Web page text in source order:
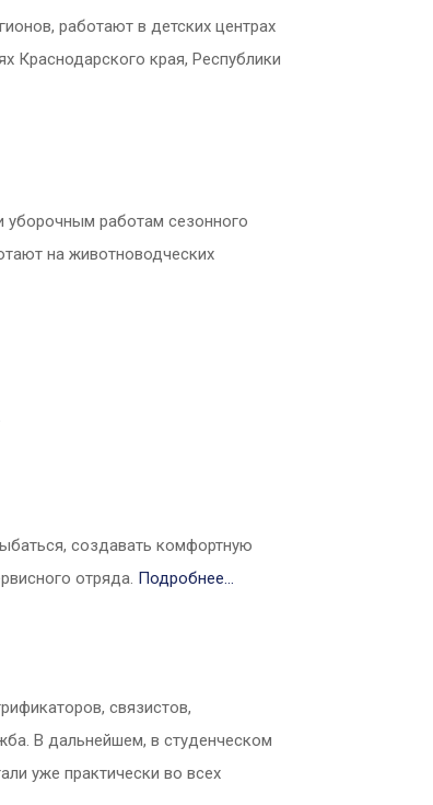
работают в детских центрах
Краснодарского края, Республики
уборочным работам сезонного
на животноводческих
создавать комфортную
отряда. Подробнее…
связистов,
В дальнейшем, в студенческом
уже практически во всех